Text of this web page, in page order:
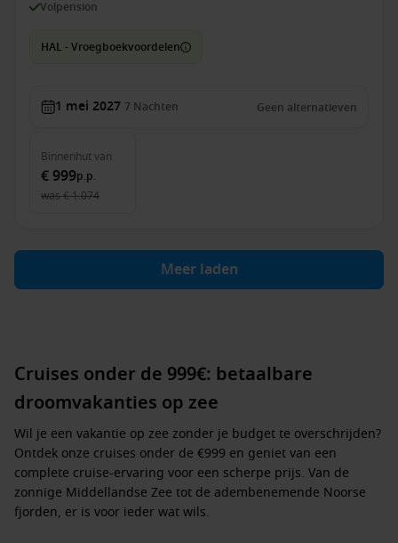
Volpension
HAL - Vroegboekvoordelen
1 mei 2027 7 Nachten Geen alternatieven
Binnenhutvan
€ 999p.p.
was€ 1.074
Meer laden
Cruises onder de 999€: betaalbare
droomvakanties op zee
Wil je een vakantie op zee zonder je budget te overschrijden?
Ontdek onze cruises onder de €999 en geniet van een
complete cruise-ervaring voor een scherpe prijs. Van de
zonnige Middellandse Zee tot de adembenemende Noorse
fjorden, er is voor ieder wat wils.